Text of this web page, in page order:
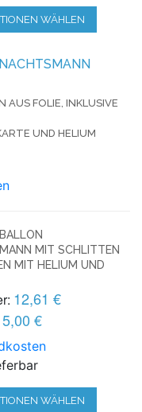
WÄHLEN
AUS FOLIE, INKLUSIVE
UND HELIUM
MIT SCHLITTEN
MIT HELIUM UND
12,61 €
€
WÄHLEN